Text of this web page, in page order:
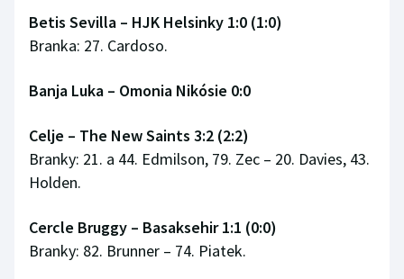
Betis Sevilla – HJK Helsinky 1:0 (1:0)
Branka: 27. Cardoso.
Banja Luka – Omonia Nikósie 0:0
Celje – The New Saints 3:2 (2:2)
Branky: 21. a 44. Edmilson, 79. Zec – 20. Davies, 43.
Holden.
Cercle Bruggy – Basaksehir 1:1 (0:0)
Branky: 82. Brunner – 74. Piatek.